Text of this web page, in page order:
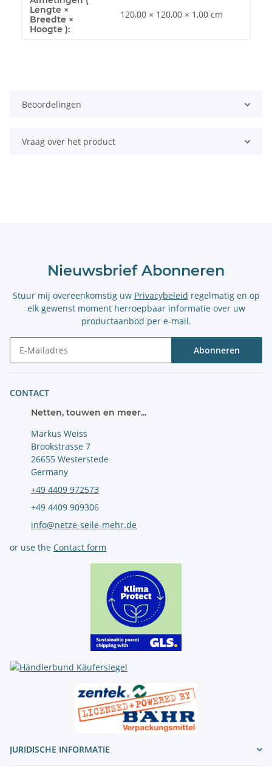
Lengte ×
Breedte ×
Hoogte ):
120,00 × 120,00 × 1,00 cm
Beoordelingen
Vraag over het product
Nieuwsbrief Abonneren
Stuur mij overeenkomstig uw Privacybeleid regelmatig en op
elk gewenst moment herroepbaar informatie over uw
productaanbod per e-mail.
Abonneren
CONTACT
Netten, touwen en meer...
Markus Weiss
Brookstrasse 7
26655 Westerstede
Germany
+49 4409 972573
+49 4409 909306
info@netze-seile-mehr.de
or use the Contact form
JURIDISCHE INFORMATIE